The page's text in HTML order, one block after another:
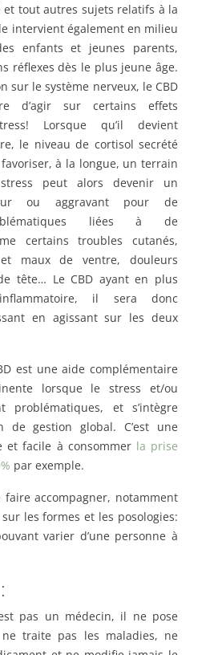
et tout autres sujets relatifs à la
intervient également en milieu
enfants et jeunes parents,
réflexes dès le plus jeune âge.
sur le système nerveux, le CBD
d’agir sur certains effets
Lorsque qu’il devient
le niveau de cortisol secrété
à la longue, un terrain
peut alors devenir un
ou aggravant pour de
liées à de
certains troubles cutanés,
maux de ventre, douleurs
tête… Le CBD ayant en plus
il sera donc
en agissant sur les deux
est une aide complémentaire
lorsque le stress et/ou
problématiques, et s’intègre
gestion global. C’est une
et facile à consommer la prise
par exemple.
accompagner, notamment
les formes et les posologies:
varier d’une personne à
pas un médecin, il ne pose
traite pas les maladies, ne